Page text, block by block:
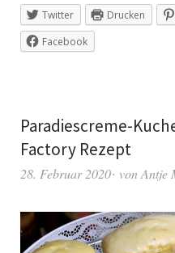
Twitter Drucken
Facebook
Paradiescreme-
Factory Rezept
28. Februar 2020 vonAntje